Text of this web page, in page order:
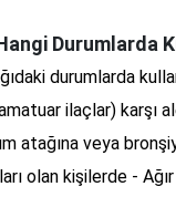
Durumlarda
durumlarda
ilaçlar) karşı
atağına veya
olan kişilerde -